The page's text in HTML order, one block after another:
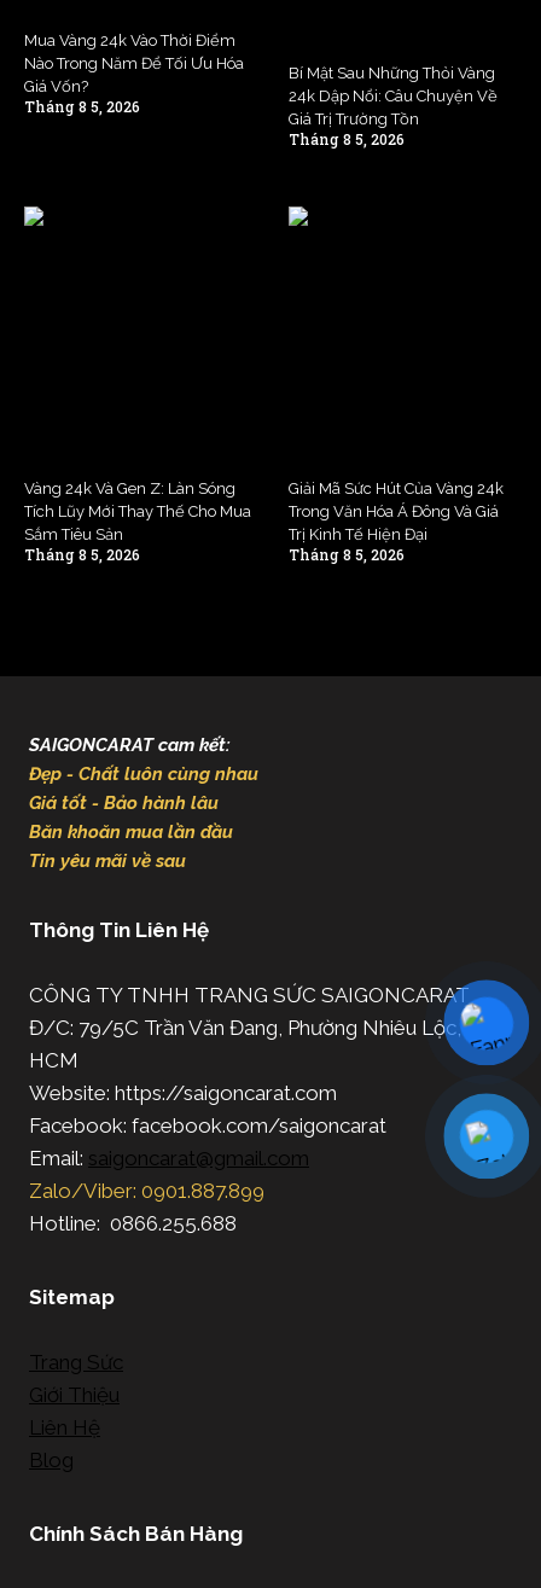
Mua Vàng 24k Vào Thời Điểm
Nào Trong Năm Để Tối Ưu Hóa
Giá Vốn?
Tháng 8 5, 2026
Bí Mật Sau Những Thỏi Vàng
24k Dập Nổi: Câu Chuyện Về
Giá Trị Trường Tồn
Tháng 8 5, 2026
Vàng 24k Và Gen Z: Làn Sóng
Tích Lũy Mới Thay Thế Cho Mua
Sắm Tiêu Sản
Tháng 8 5, 2026
Giải Mã Sức Hút Của Vàng 24k
Trong Văn Hóa Á Đông Và Giá
Trị Kinh Tế Hiện Đại
Tháng 8 5, 2026
SAIGONCARAT cam kết:
Đẹp - Chất luôn cùng nhau
Giá tốt - Bảo hành lâu
Băn khoăn mua lần đầu
Tin yêu mãi về sau
Thông Tin Liên Hệ
CÔNG TY TNHH TRANG SỨC SAIGONCARAT
Đ/C: 79/5C Trần Văn Đang, Phường Nhiêu Lộc, TP.
HCM
Website: https://saigoncarat.com
Facebook: facebook.com/saigoncarat
Email: saigoncarat@gmail.com
Zalo/Viber: 0901.887.899
Hotline: 0866.255.688
Sitemap
Trang Sức
Giới Thiệu
Liên Hệ
Blog
Chính Sách Bán Hàng